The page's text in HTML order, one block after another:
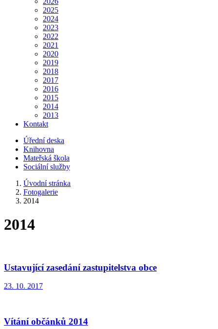
2025
2024
2023
2022
2021
2020
2019
2018
2017
2016
2015
2014
2013
Kontakt
Úřední deska
Knihovna
Mateřská škola
Sociální služby
Úvodní stránka
Fotogalerie
2014
2014
Ustavující zasedání zastupitelstva obce
23. 10. 2017
Vítání občánků 2014